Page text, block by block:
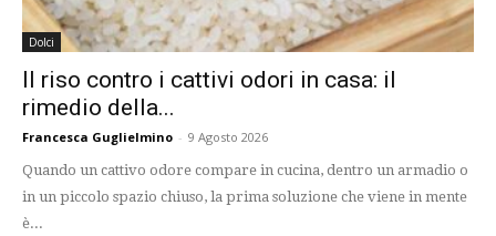
Dolci
Il riso contro i cattivi odori in casa: il
rimedio della...
Francesca Guglielmino - 9 Agosto 2026
Quando un cattivo odore compare in cucina, dentro un armadio o
in un piccolo spazio chiuso, la prima soluzione che viene in mente
è...